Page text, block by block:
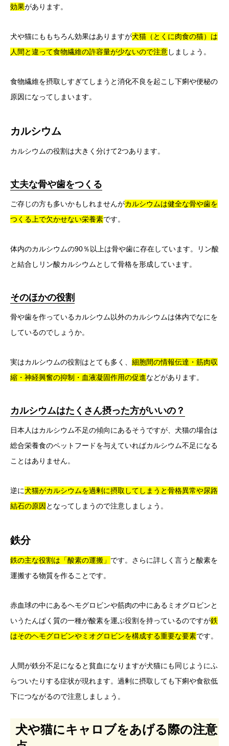
効果があります。
犬や猫にももちろん効果はありますが犬猫（とくに肉食の猫）は
人間と違って食物繊維の許容量が少ないので注意しましょう。
食物繊維を摂取しすぎてしまうと消化不良を起こし下痢や便秘の
原因になってしまいます。
カルシウム
カルシウムの役割は大きく分けて2つあります。
丈夫な骨や歯をつくる
ご存じの方も多いかもしれませんがカルシウムは健全な骨や歯を
つくる上で欠かせない栄養素です。
体内のカルシウムの90％以上は骨や歯に存在しています。リン酸
と結合しリン酸カルシウムとして骨格を形成しています。
そのほかの役割
骨や歯を作っているカルシウム以外のカルシウムは体内でなにを
しているのでしょうか。
実はカルシウムの役割はとても多く、 細胞間の情報伝達・筋肉収
縮・神経興奮の抑制・血液凝固作用の促進などがあります。
カルシウムはたくさん摂った方がいいの？
日本人はカルシウム不足の傾向にあるそうですが、犬猫の場合は
総合栄養食のペットフードを与えていればカルシウム不足になる
ことはありません。
逆に犬猫がカルシウムを過剰に摂取してしまうと骨格異常や尿路
結石の原因 となってしまうので注意しましょう。
鉄分
鉄の主な役割は「酸素の運搬」 です。さらに詳しく言うと酸素を
運搬する物質を作ることです。
赤血球の中にあるヘモグロビンや筋肉の中にあるミオグロビンと
いうたんぱく質の一種が酸素を運ぶ役割を持っているのですが鉄
はそのヘモグロビンやミオグロビンを構成する重要な要素です。
人間が鉄分不足になると貧血になりますが犬猫にも同じようにふ
らついたりする症状が現れます。過剰に摂取しても下痢や食欲低
下につながるので注意しましょう。
犬や猫にキャロブをあげる際の注意